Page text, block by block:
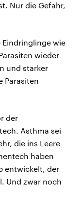
Nur die Gefahr,
Eindringlinge wie
wieder
und starker
Parasiten
der
Asthma sei
die ins Leere
haben
entwickelt, der
Und zwar noch